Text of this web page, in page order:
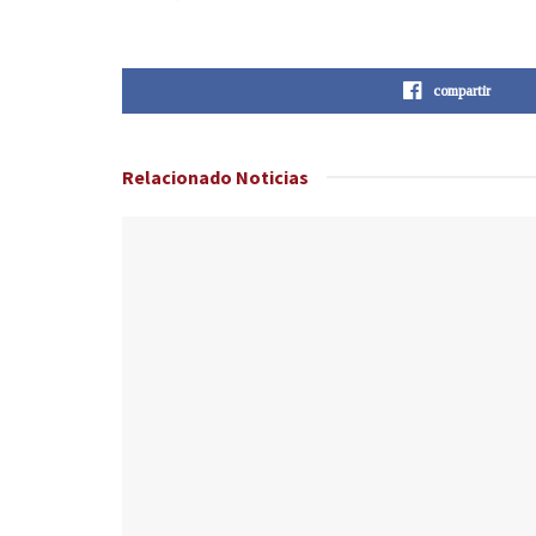
compartir
Relacionado Noticias